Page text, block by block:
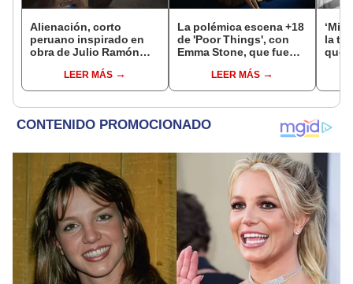
Alienación, corto
peruano inspirado en
obra de Julio Ramón
EE. UU.LEER MÁS
La polémica escena +18
de 'Poor Things', con
Emma Stone, que fue
LEER MÁS
la
que